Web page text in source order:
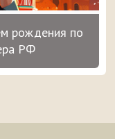
рождения по
РФ